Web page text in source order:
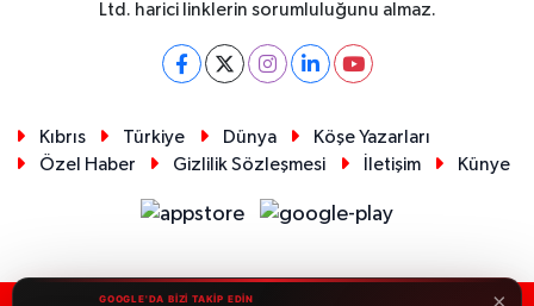
Ltd. harici linklerin sorumluluğunu almaz.
Kıbrıs Türkiye Dünya
Köşe Yazarları
Özel Haber
Gizlilik Sözleşmesi İletişim Künye
×
GOOGLE'DA BİZİ TAKİP EDİN